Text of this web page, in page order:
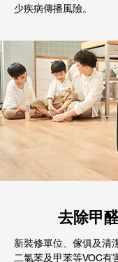
少疾病傳播風險。
去除甲
新裝修單位、傢俱及清
二氯苯及甲苯等VOC有